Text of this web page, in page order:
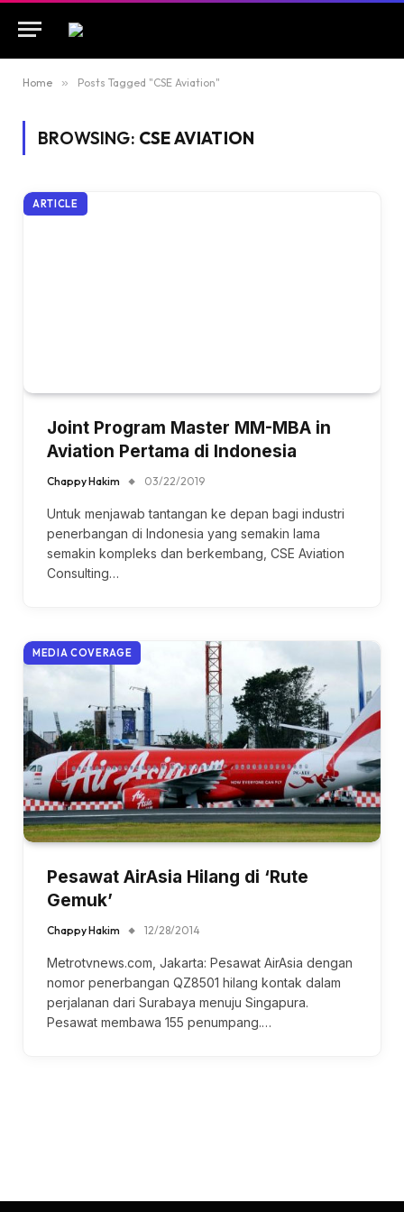
Home » Posts Tagged "CSE Aviation"
BROWSING: CSE AVIATION
ARTICLE
Joint Program Master MM-MBA in
Aviation Pertama di Indonesia
Chappy Hakim 03/22/2019
Untuk menjawab tantangan ke depan bagi industri
penerbangan di Indonesia yang semakin lama
semakin kompleks dan berkembang, CSE Aviation
Consulting…
MEDIA COVERAGE
Pesawat AirAsia Hilang di ‘Rute
Gemuk’
Chappy Hakim 12/28/2014
Metrotvnews.com, Jakarta: Pesawat AirAsia dengan
nomor penerbangan QZ8501 hilang kontak dalam
perjalanan dari Surabaya menuju Singapura.
Pesawat membawa 155 penumpang.…